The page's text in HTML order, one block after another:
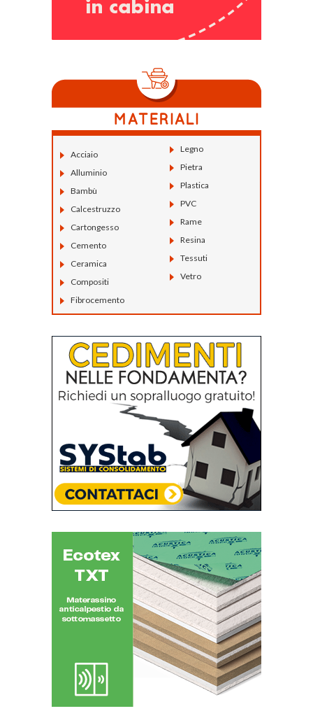
Acciaio
Alluminio
Bambù
Calcestruzzo
Cartongesso
Cemento
Ceramica
Compositi
Fibrocemento
Legno
Pietra
Plastica
PVC
Rame
Resina
Tessuti
Vetro